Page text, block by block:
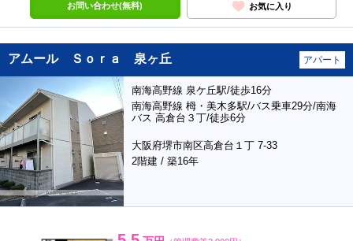
お問い合わせ(無料) お気に入り
アムール Ｓｏｒａ 泉ヶ丘 アパート
南海高野線 泉ケ丘駅/徒歩16分
南海高野線 栂・美木多駅/バス乗車29分/南海
バス 高倉台３丁/徒歩6分
大阪府堺市南区高倉台１丁 7-33
2階建 / 築16年